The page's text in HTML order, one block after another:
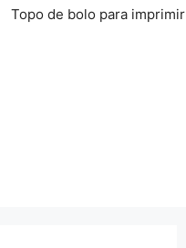
Topo de bolo para imprimir